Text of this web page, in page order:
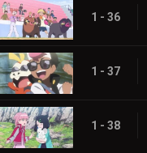
1 - 36
1 - 37
1 - 38